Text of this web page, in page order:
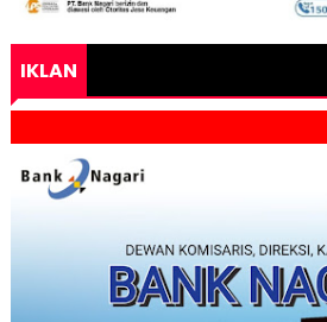
IKLAN